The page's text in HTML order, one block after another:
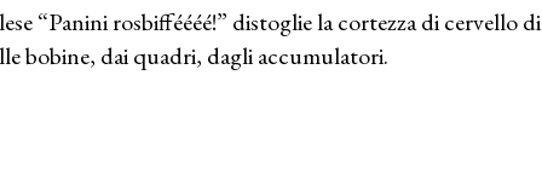
“Panini rosbifféééé!” distoglie la cortezza di cervello di
bobine, dai quadri, dagli accumulatori.